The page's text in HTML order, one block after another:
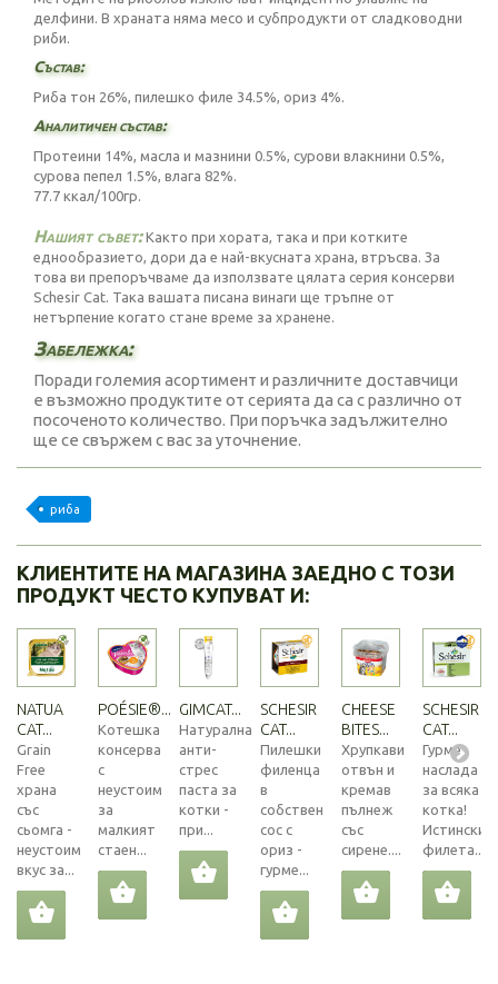
делфини. В храната няма месо и субпродукти от сладководни
риби.
Състав:
Риба тон 26%, пилешко филе 34.5%, ориз 4%.
Аналитичен състав:
Протеини 14%, масла и мазнини 0.5%, сурови влакнини 0.5%,
сурова пепел 1.5%, влага 82%.
77.7 ккал/100гр.
Нашият съвет:Както при хората, така и при котките
еднообразието, дори да е най-вкусната храна, втръсва. За
това ви препоръчваме да използвате цялата серия консерви
Schesir Cat. Така вашата писана винаги ще тръпне от
нетърпение когато стане време за хранене.
Забележка:
Поради големия асортимент и различните доставчици
е възможно продуктите от серията да са с различно от
посоченото количество. При поръчка задължително
ще се свържем с вас за уточнение.
риба
КЛИЕНТИТЕ НА МАГАЗИНА ЗАЕДНО С ТОЗИ
ПРОДУКТ ЧЕСТО КУПУВАТ И:
NATUA
CAT...
Grain
Free
храна
със
сьомга -
неустоим
вкус за...
POÉSIE®...
Котешка
консерва
с
неустоим
за
малкият
стаен...
GIMCAT...
Натурална
анти-
стрес
паста за
котки -
при...
SCHESIR
CAT...
Пилешки
филенца
в
собствен
сос с
ориз -
гурме...
CHEESE
BITES...
Хрупкави
отвън и
кремав
пълнеж
със
сирене....
SCHESIR
CAT...
Гурме
наслада
за всяка
котка!
Истински
филета...